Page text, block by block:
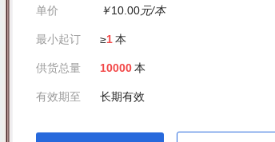
单价 ￥10.00元/本
最小起订 ≥1本
供货总量 10000本
有效期至 长期有效